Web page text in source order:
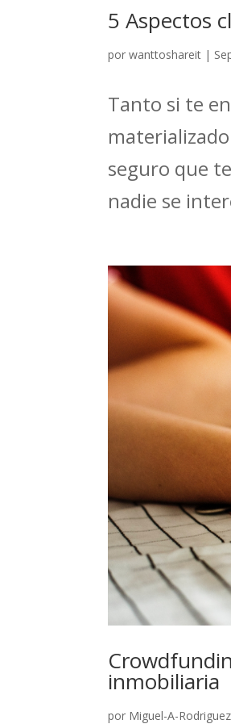
5 Aspectos
porwanttoshareit |
Tanto si te
seguro que
nadie se
inmobiliaria
por Miguel-A-Rodriguez